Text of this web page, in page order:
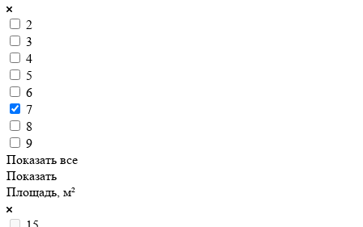
2
3
4
5
6
7
8
9
Показать все
Показать
Площадь, м²